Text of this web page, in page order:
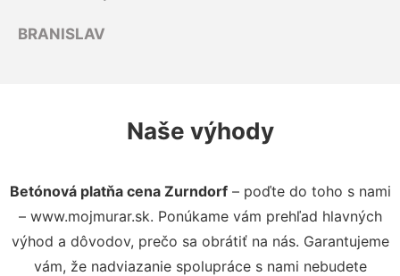
BRANISLAV
Naše výhody
Betónová platňa cena Zurndorf– poďte do toho s nami
– www.mojmurar.sk. Ponúkame vám prehľad hlavných
výhod a dôvodov, prečo sa obrátiť na nás. Garantujeme
vám, že nadviazanie spolupráce s nami nebudete